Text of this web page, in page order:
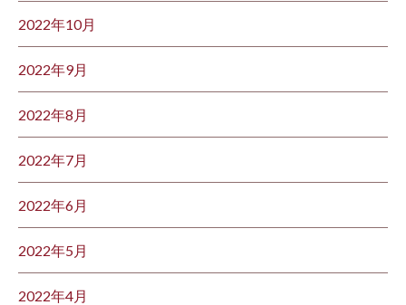
2022年10月
2022年9月
2022年8月
2022年7月
2022年6月
2022年5月
2022年4月